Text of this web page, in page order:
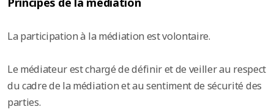
La participation à la médiation est volontaire.
Le médiateur est chargé de définir et de veiller au respect
du cadre de la médiation et au sentiment de sécurité des
parties.